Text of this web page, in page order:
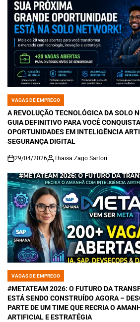
POSTED
IN
VAGAS DE EMPREGO
A REVOLUÇÃO TECNOLÓGICA DA SOLO
GUIA DEFINITIVO PARA VOCÊ
OPORTUNIDADES EM INTELIGÊNCIA
SEGURANÇA DIGITAL
on
29/04/2026 Thaisa Zago Sartori
POSTED
IN
VAGAS DE EMPREGO
#METATEAM 2026: O FUTURO DA
ESTÁ SENDO CONSTRUÍDO AGORA –
PARTE DE UM TIME QUE RECRIA O
ARTIFICIAL E ESTRATÉGIA